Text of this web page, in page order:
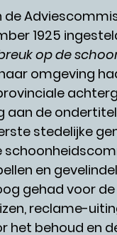
de
1925
op de
omgeving
aan de
stedelijke
en
gehad voor
reclame-
het behoud en